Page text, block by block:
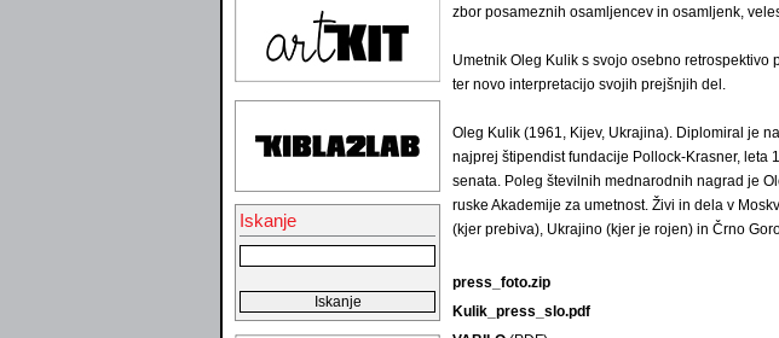
Iskanje
zbor posameznih osamljencev in osamljenk,
Umetnik Oleg Kulik s svojo osebno
ter novo interpretacijo svojih prejšnjih del.
Oleg Kulik (1961, Kijev, Ukrajina). Diplomiral je
najprej štipendist fundacije Pollock-Krasner,
senata. Poleg številnih mednarodnih nagrad je
ruske Akademije za umetnost. Živi in dela v
(kjer prebiva), Ukrajino (kjer je rojen) in Črno
press_foto.zip
Kulik_press_slo.pdf